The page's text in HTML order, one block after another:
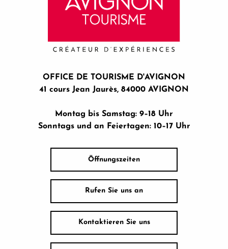
OFFICE DE TOURISME D'AVIGNON
41 cours Jean Jaurès, 84000 AVIGNON
Montag bis Samstag: 9–18 Uhr
Sonntags und an Feiertagen: 10–17 Uhr
Öffnungszeiten
Rufen Sie uns an
Kontaktieren Sie uns